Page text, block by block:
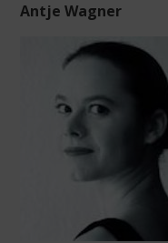
Antje Wagner